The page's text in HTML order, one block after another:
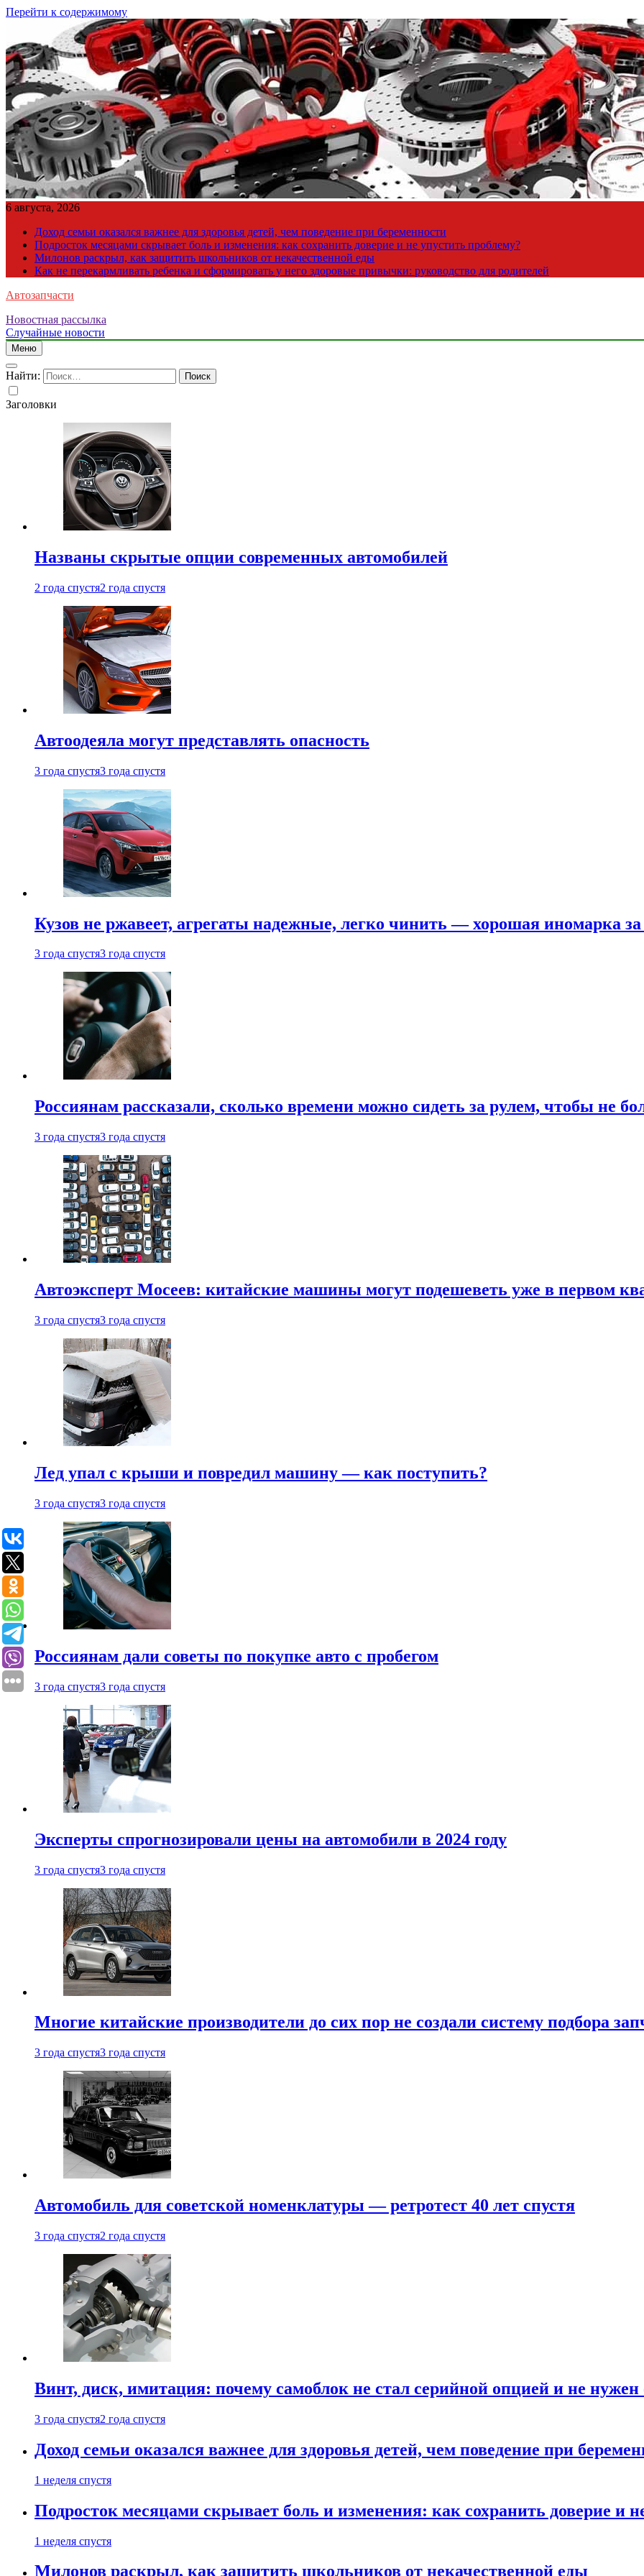
Перейти к содержимому
6 августа, 2026
Доход семьи оказался важнее для здоровья детей, чем поведение при беременности
Подросток месяцами скрывает боль и изменения: как сохранить доверие и не упустить проблему?
Милонов раскрыл, как защитить школьников от некачественной еды
Как не перекармливать ребенка и сформировать у него здоровые привычки: руководство для родителей
Автозапчасти
Новостная рассылка
Случайные новости
Меню
Найти:
Заголовки
Названы скрытые опции современных автомобилей
2 года спустя2 года спустя
Автоодеяла могут представлять опасность
3 года спустя3 года спустя
Кузов не ржавеет, агрегаты надежные, легко чинить — хорошая иномарка за
3 года спустя3 года спустя
Россиянам рассказали, сколько времени можно сидеть за рулем, чтобы не
3 года спустя3 года спустя
Автоэксперт Мосеев: китайские машины могут подешеветь уже в первом
3 года спустя3 года спустя
Лед упал с крыши и повредил машину — как поступить?
3 года спустя3 года спустя
Россиянам дали советы по покупке авто с пробегом
3 года спустя3 года спустя
Эксперты спрогнозировали цены на автомобили в 2024 году
3 года спустя3 года спустя
Многие китайские производители до сих пор не создали систему подбора
3 года спустя3 года спустя
Автомобиль для советской номенклатуры — ретротест 40 лет спустя
3 года спустя2 года спустя
Винт, диск, имитация: почему самоблок не стал серийной опцией и не
3 года спустя2 года спустя
Доход семьи оказался важнее для здоровья детей, чем поведение при
1 неделя спустя
Подросток месяцами скрывает боль и изменения: как сохранить доверие и
1 неделя спустя
Милонов раскрыл, как защитить школьников от некачественной еды